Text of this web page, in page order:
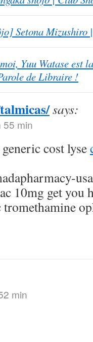
Setona Mizushiro
Yuu Watase est
de Libraire !
says:
55 min
cost lyse
10mg get you
min